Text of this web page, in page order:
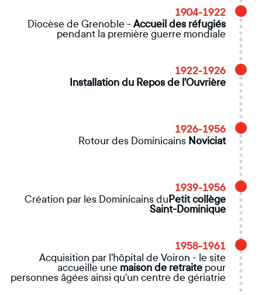
1904-1922
Diocèse de Grenoble -Accueil des réfugiés
pendant la première guerre mondiale
1922-1926
Installation du Repos de l'Ouvrière
1926-1956
Rotour des Dominicains Noviciat
1939-1956
Création par les Dominicains du Petit collège
Saint-Dominique
1958-1961
Acquisition par l'hôpital de Voiron - le site
accueille une maison de retraite pour
personnes âgées ainsi qu'un centre de gériatrie